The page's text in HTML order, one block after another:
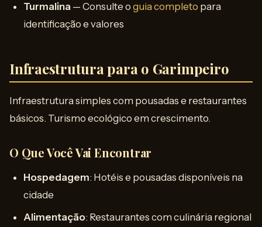
Turmalina — Consulte o guia completo para
identificação e valores
Infraestrutura para o Garimpeiro
Infraestrutura simples com pousadas e restaurantes
básicos. Turismo ecológico em crescimento.
O Que Você Vai Encontrar
Hospedagem: Hotéis e pousadas disponíveis na
cidade
Alimentação: Restaurantes com culinária regional